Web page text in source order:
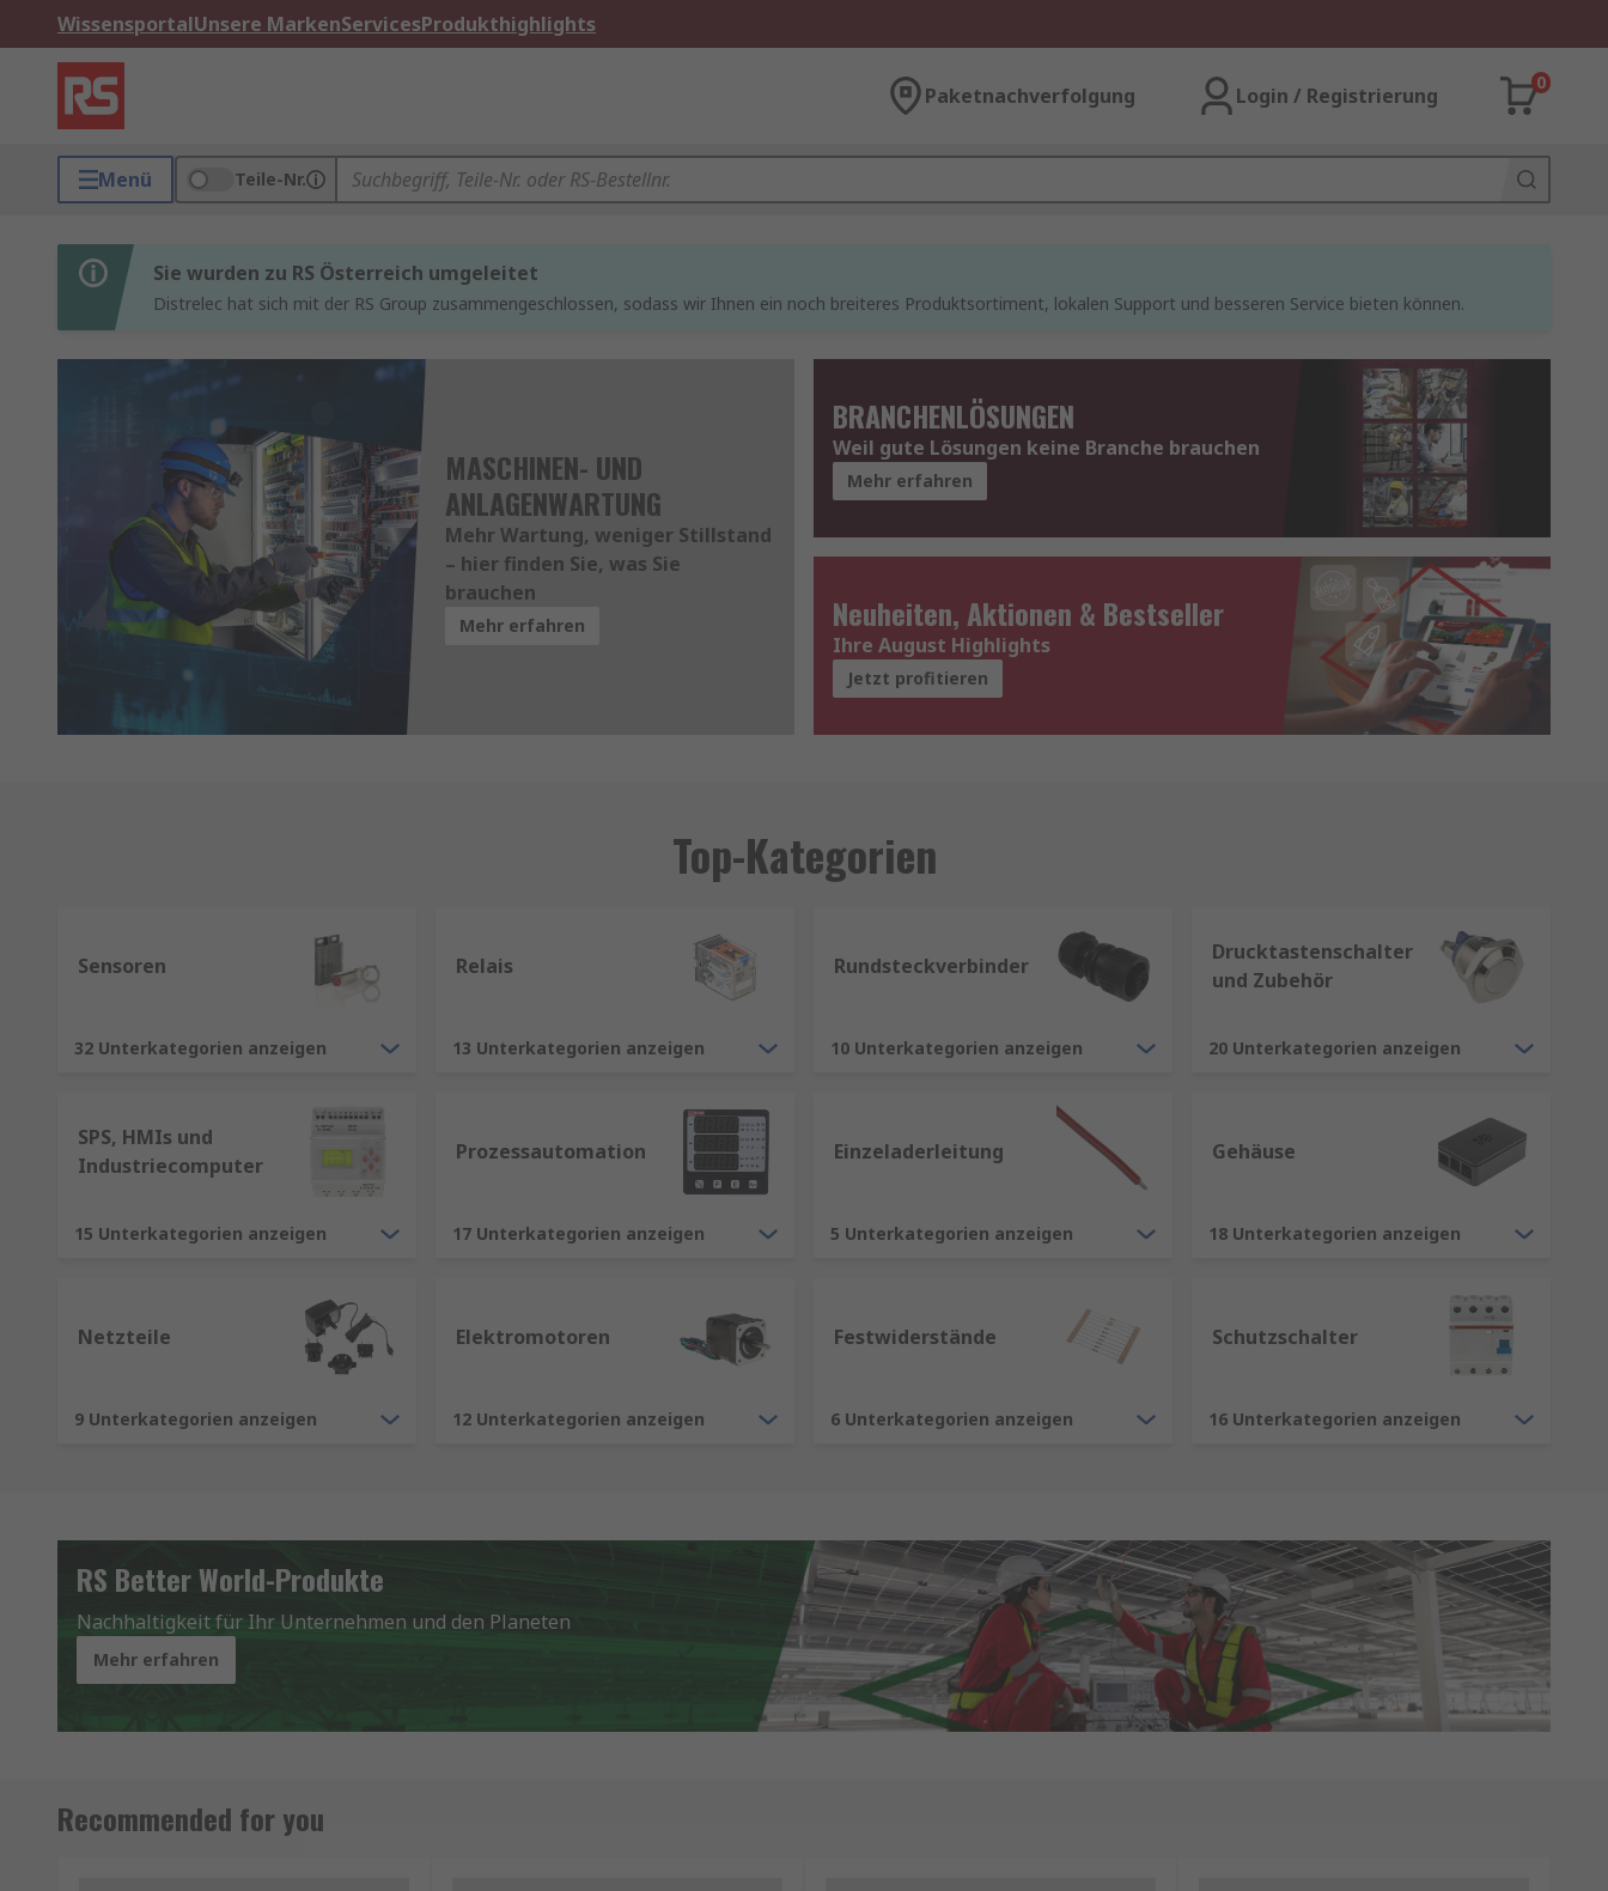
WissensportalUnsere MarkenServicesProdukthighlights
Paketnachverfolgung Login / Registrierung
0
Menü Teile-Nr.
Sie wurden zu RS Österreich umgeleitet
Distrelec hat sich mit der RS Group zusammengeschlossen, sodass wir Ihnen ein noch breiteres Produktsortiment, lokalen Support und besseren Service bieten können.
MASCHINEN- UND
ANLAGENWARTUNG
Mehr Wartung, weniger Stillstand
– hier finden Sie, was Sie
brauchen
Mehr erfahren
BRANCHENLÖSUNGEN
Weil gute Lösungen keine Branche brauchen
Mehr erfahren
Neuheiten, Aktionen & Bestseller
Ihre August Highlights
Jetzt profitieren
Top-Kategorien
Sensoren
32 Unterkategorien anzeigen
Relais
13 Unterkategorien anzeigen
Rundsteckverbinder
10 Unterkategorien anzeigen
Drucktastenschalter
und Zubehör
20 Unterkategorien anzeigen
SPS, HMIs und
Industriecomputer
15 Unterkategorien anzeigen
Prozessautomation
17 Unterkategorien anzeigen
Einzeladerleitung
5 Unterkategorien anzeigen
Gehäuse
18 Unterkategorien anzeigen
Netzteile
9 Unterkategorien anzeigen
Elektromotoren
12 Unterkategorien anzeigen
Festwiderstände
6 Unterkategorien anzeigen
Schutzschalter
16 Unterkategorien anzeigen
RS Better World-Produkte
Nachhaltigkeit für Ihr Unternehmen und den Planeten
Mehr erfahren
Recommended for you